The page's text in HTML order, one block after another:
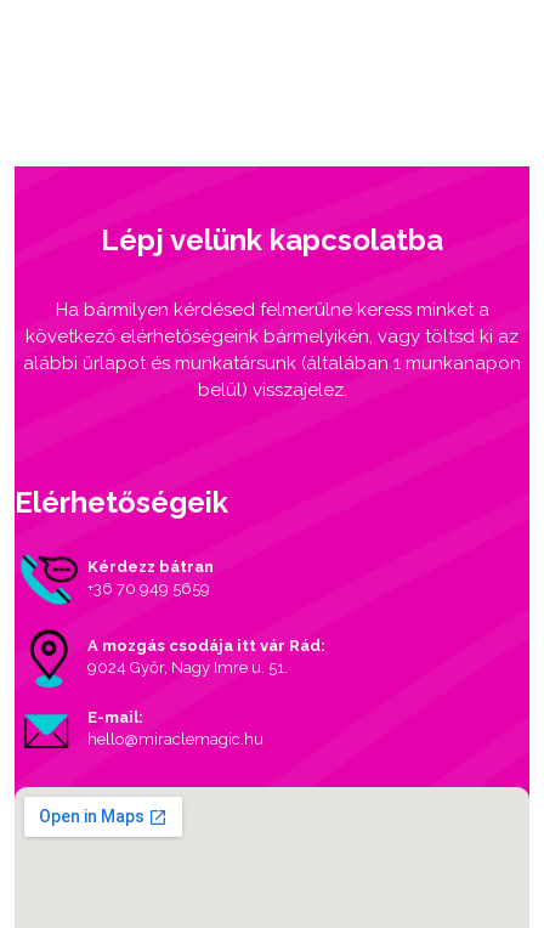
Lépj velünk kapcsolatba
Ha bármilyen kérdésed felmerülne keress minket a
következő elérhetőségeink bármelyikén, vagy töltsd ki az
alábbi űrlapot és munkatársunk (általában 1 munkanapon
belül) visszajelez.
Elérhetőségeik
Kérdezz bátran
+36 70 949 5659
A mozgás csodája itt vár Rád:
9024 Győr, Nagy Imre u. 51.
E-mail:
hello@miraclemagic.hu